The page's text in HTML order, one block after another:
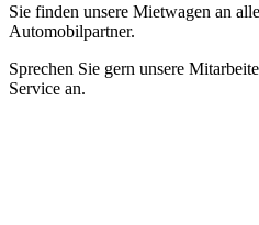
Sie finden unsere Mietwagen an
Automobilpartner.
Sprechen Sie gern unsere
Service an.